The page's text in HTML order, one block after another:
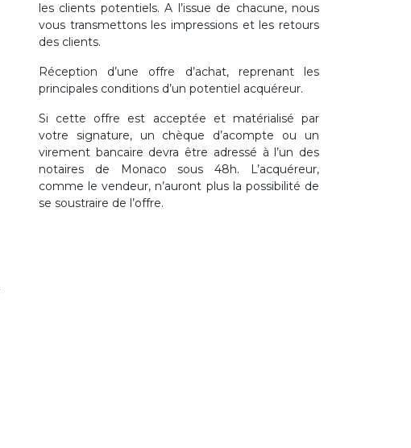
les clients potentiels. A l’issue de chacune, nous
vous transmettons les impressions et les retours
des clients.
Réception d’une offre d’achat, reprenant les
principales conditions d’un potentiel acquéreur.
Si cette offre est acceptée et matérialisé par
votre signature, un chèque d’acompte ou un
virement bancaire devra être adressé à l’un des
notaires de Monaco sous 48h. L’acquéreur,
comme le vendeur, n’auront plus la possibilité de
se soustraire de l’offre.